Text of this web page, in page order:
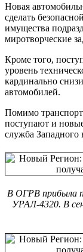
Новая
сделать
имущества
миротворческие
Кроме того,
уровень
кардинально
автомобилей.
Помимо
поступают и
служба Западного
В ОГРВ прибыла
УРАЛ-4320. В